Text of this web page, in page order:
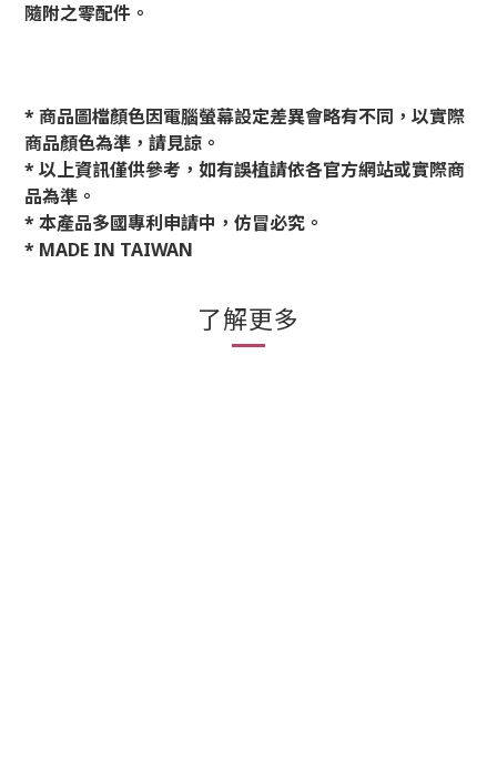
隨附之零配件。
*商品圖檔顏色因電腦螢幕設定差異會略有不同，以實際
商品顏色為準，請見諒。
*以上資訊僅供參考，如有誤植請依各官方網站或實際商
品為準。
*本產品多國專利申請中，仿冒必究。
* MADE IN TAIWAN
了解更多